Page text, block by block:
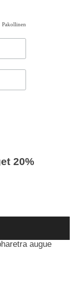
Pakollinen
20%
augue